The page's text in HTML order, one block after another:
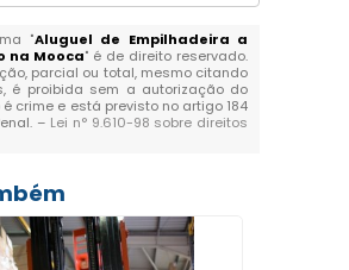
"Aluguel de Empilhadeira a
na Mooca" é de direito reservado.
parcial ou total, mesmo citando
é proibida sem a autorização do
é crime e está previsto no artigo 184
– Lei n° 9.610-98 sobre direitos